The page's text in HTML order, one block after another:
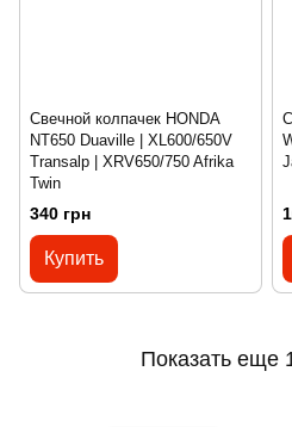
Свечной колпачек HONDA
NT650 Duaville | XL600/650V
Transalp | XRV650/750 Afrika
Twin
340 грн
Купить
Показать еще